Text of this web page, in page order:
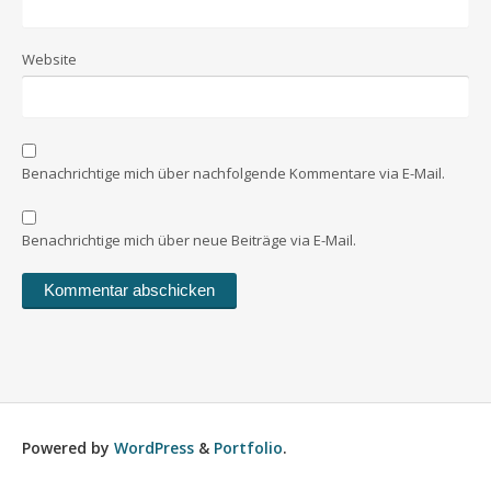
Website
Benachrichtige mich über nachfolgende Kommentare via E-Mail.
Benachrichtige mich über neue Beiträge via E-Mail.
Powered by WordPress & Portfolio.